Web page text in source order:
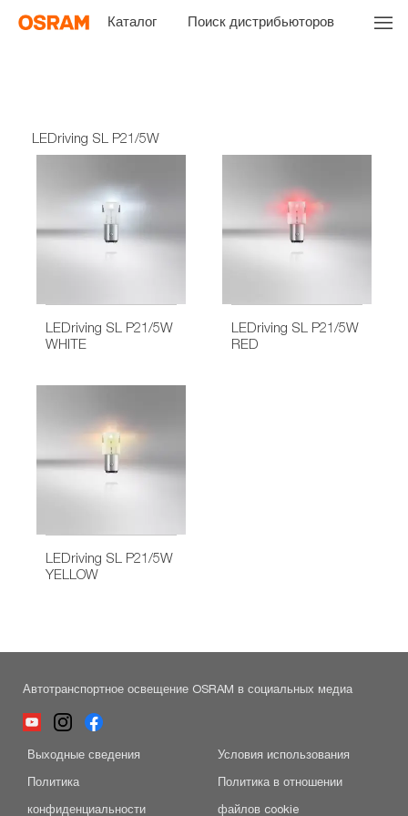
Каталог Поиск дистрибьюторов
LEDriving SL P21/5W
LEDriving SL P21/5W
WHITE
LEDriving SL P21/5W
RED
LEDriving SL P21/5W
YELLOW
Автотранспортное освещение OSRAM в социальных медиа
Выходные сведения
Условия использования
Политика
конфиденциальности
Политика в отношении
файлов cookie